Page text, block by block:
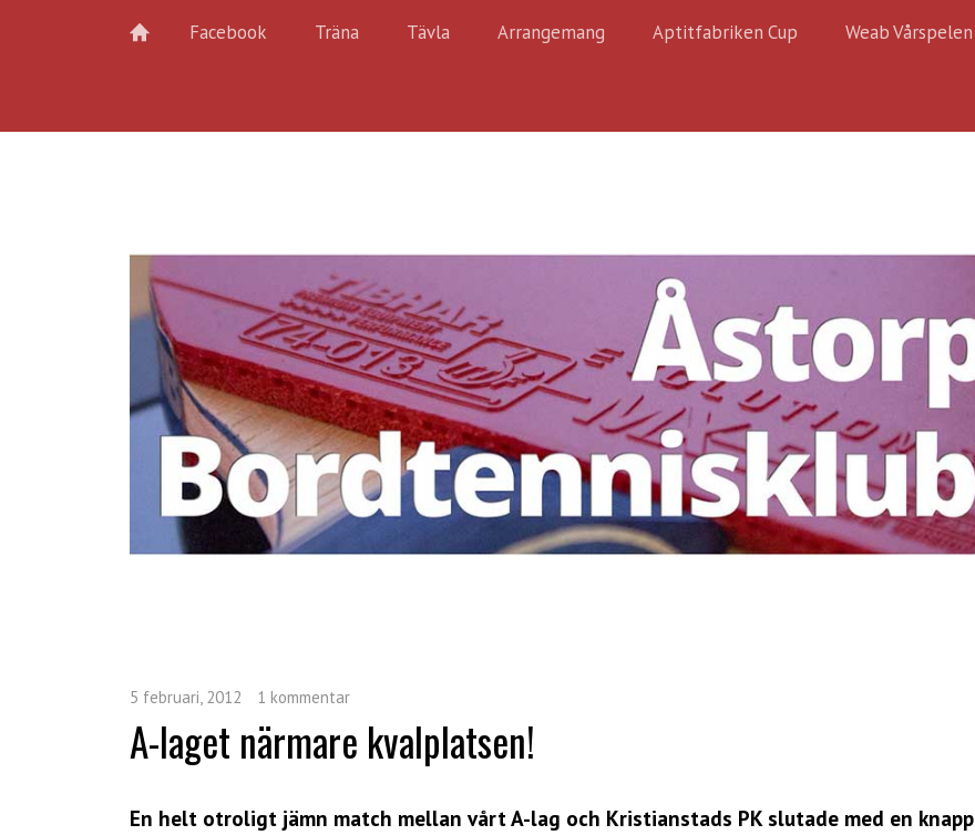
Facebook Träna Tävla Arrangemang Aptitfabriken Cup Weab Vårspelen
5 februari, 2012 1 kommentar
A-laget närmare kvalplatsen!
En helt otroligt jämn match mellan vårt A-lag och Kristianstads PK slutade med en knapp